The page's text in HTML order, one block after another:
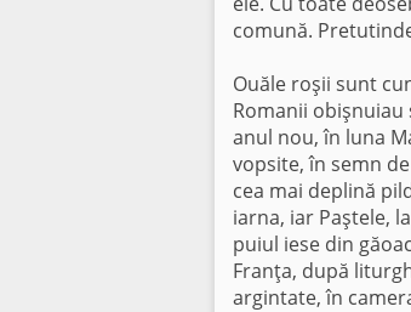
comună.
Ouăle roşii sunt
Romanii
anul nou, în luna
vopsite, în semn
cea mai deplină
iarna, iar Paştele,
puiul iese din
Franţa, după
argintate, în